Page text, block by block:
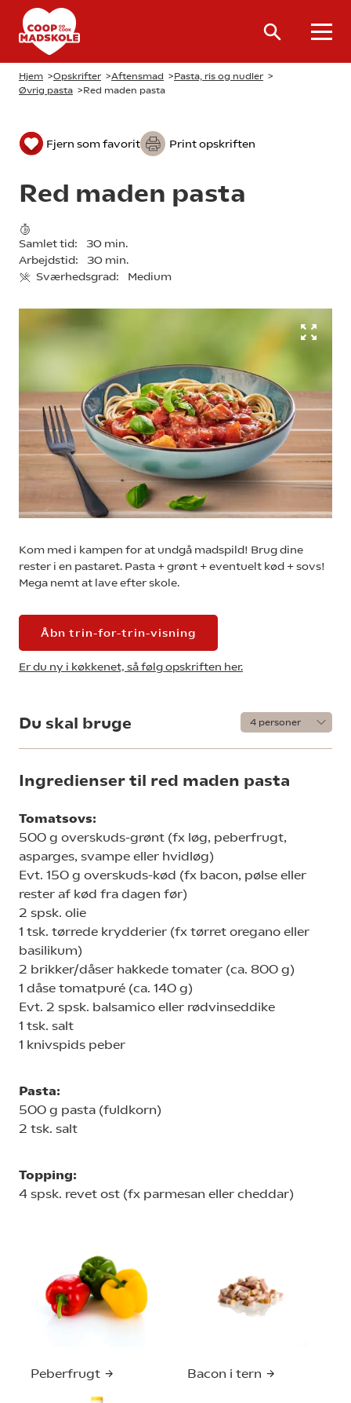
Hjem >Opskrifter >Aftensmad >Pasta, ris og nudler >
Øvrig pasta >Red maden pasta
Fjern som favorit Print opskriften
Red maden pasta
Samlet tid:
30 min.
Arbejdstid:
30 min.
Sværhedsgrad:
Medium
Kom med i kampen for at undgå madspild! Brug dine
rester i en pastaret. Pasta + grønt + eventuelt kød + sovs!
Mega nemt at lave efter skole.
Åbn trin-for-trin-visning
Er du ny i køkkenet, så følg opskriften her.
Du skal bruge
Ingredienser til red maden pasta
Tomatsovs:
500 g overskuds-grønt (fx løg, peberfrugt,
asparges, svampe eller hvidløg)
Evt. 150 g overskuds-kød (fx bacon, pølse eller
rester af kød fra dagen før)
2 spsk. olie
1 tsk. tørrede krydderier (fx tørret oregano eller
basilikum)
2 brikker/dåser hakkede tomater (ca. 800 g)
1 dåse tomatpuré (ca. 140 g)
Evt. 2 spsk. balsamico eller rødvinseddike
1 tsk. salt
1 knivspids peber
Pasta:
500 g pasta (fuldkorn)
2 tsk. salt
Topping:
4 spsk. revet ost (fx parmesan eller cheddar)
Peberfrugt Bacon i tern